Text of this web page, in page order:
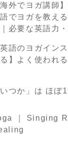
海外でヨガ講師
でヨガを教え
｜必要な英語力
英語のヨガイン
】よく使われ
いつか」は ほぼ
｜ Singing